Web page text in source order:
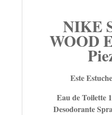
NIKE
WOOD
Este
Eau de Toilette
Desodorante